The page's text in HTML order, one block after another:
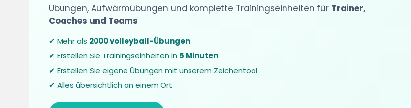
Übungen, Aufwärmübungen und komplette Trainingseinheiten für Trainer,
Coaches und Teams
✔ Mehr als 2000 volleyball-Übungen
✔ Erstellen Sie Trainingseinheiten in 5 Minuten
✔ Erstellen Sie eigene Übungen mit unserem Zeichentool
✔ Alles übersichtlich an einem Ort